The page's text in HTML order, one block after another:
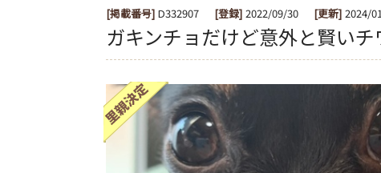
[掲載番号] D332907 [登録] 2022/09/30 [更新] 2024/
ガキンチョだけど意外と賢い